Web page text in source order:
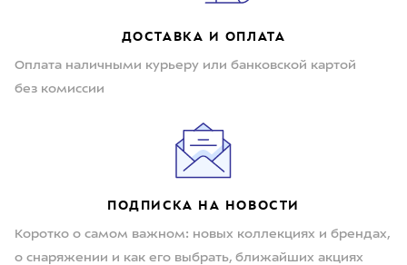
ДОСТАВКА И ОПЛАТА
Оплата наличными курьеру или банковской картой
без комиссии
ПОДПИСКА НА НОВОСТИ
Коротко о самом важном: новых коллекциях и брендах,
о снаряжении и как его выбрать, ближайших акциях